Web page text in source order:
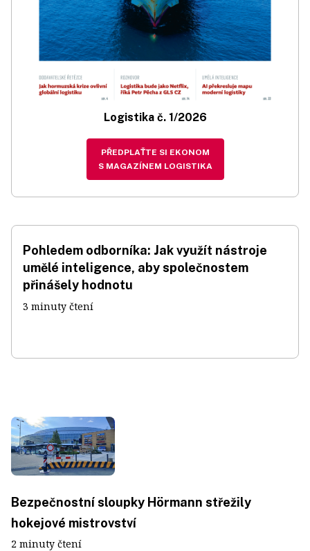
Logistika č. 1/2026
PŘEDPLAŤTE SI EKONOM
S MAGAZÍNEM LOGISTIKA
Pohledem odborníka: Jak využít nástroje
umělé inteligence, aby společnostem
přinášely hodnotu
3 minuty čtení
Bezpečnostní sloupky Hörmann střežily
hokejové mistrovství
2 minuty čtení